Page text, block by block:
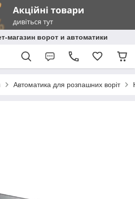
магазин ворот и автоматики
Автоматика для розпашних воріт